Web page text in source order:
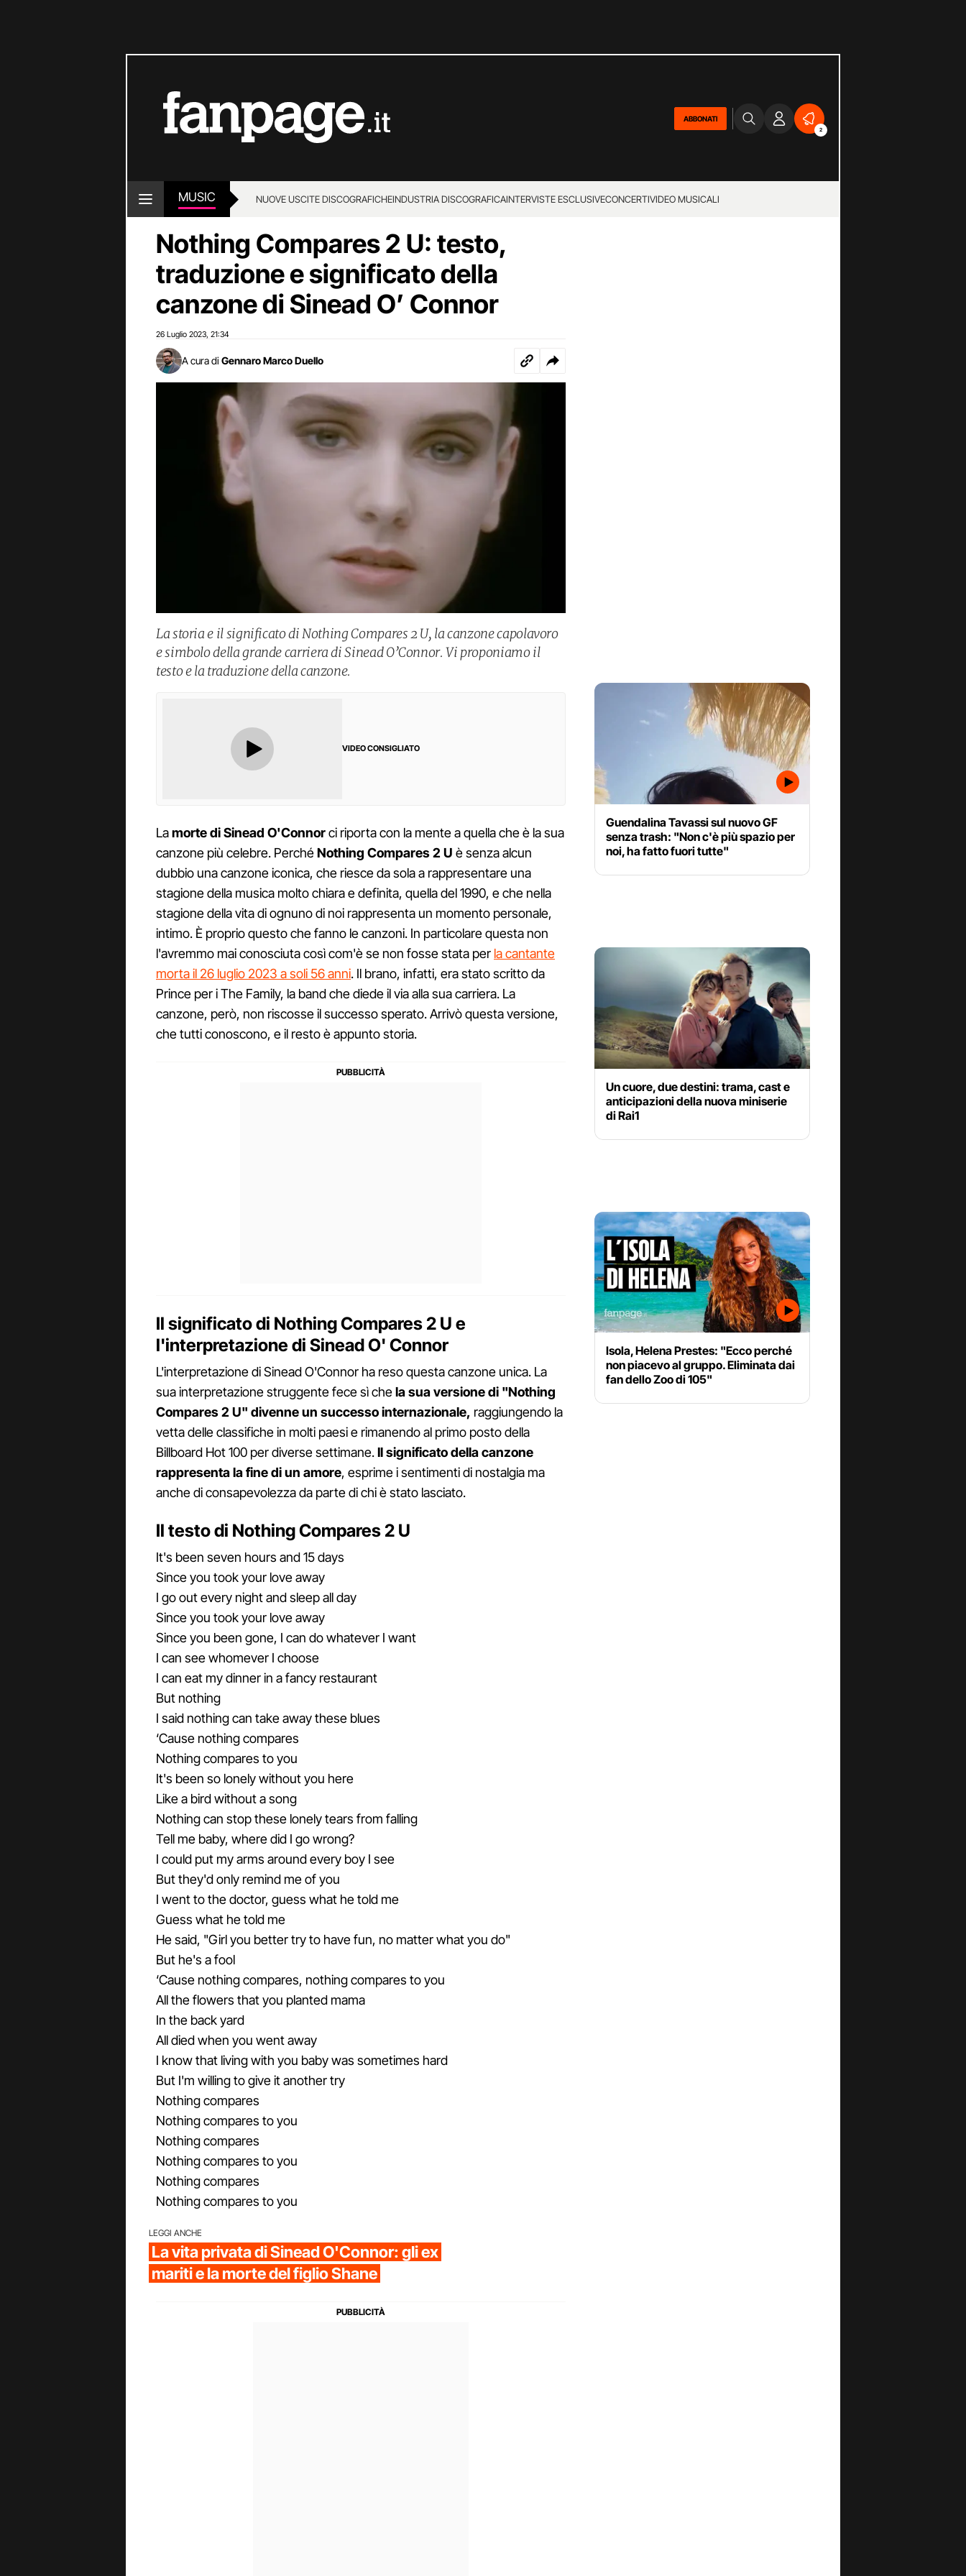
ABBONATI
2
MUSIC NUOVE USCITE DISCOGRAFICHEINDUSTRIA DISCOGRAFICAINTERVISTE ESCLUSIVECONCERTIVIDEO MUSICALI
Nothing Compares 2 U: testo,
traduzione e significato della
canzone di Sinead O’ Connor
26 Luglio 2023 21:34
A cura di Gennaro Marco Duello
La storia e il significato di Nothing Compares 2 U, la canzone capolavoro
e simbolo della grande carriera di Sinead O’Connor. Vi proponiamo il
testo e la traduzione della canzone.
VIDEO CONSIGLIATO
Lamorte di Sinead O'Connorci riporta con la mente a quella che è la sua
canzone più celebre. PerchéNothing Compares 2 U è senza alcun
dubbio una canzone iconica, che riesce da sola a rappresentare una
stagione della musica molto chiara e definita, quella del 1990, e che nella
stagione della vita di ognuno di noi rappresenta un momento personale,
intimo. È proprio questo che fanno le canzoni. In particolare questa non
l'avremmo mai conosciuta così com'è se non fosse stata per la cantante
morta il 26 luglio 2023 a soli 56 anni. Il brano, infatti, era stato scritto da
Prince per i The Family, la band che diede il via alla sua carriera. La
canzone, però, non riscosse il successo sperato. Arrivò questa versione,
che tutti conoscono, e il resto è appunto storia.
Il significato di Nothing Compares 2 U e
l'interpretazione di Sinead O' Connor
L'interpretazione di Sinead O'Connor ha reso questa canzone unica. La
sua interpretazione struggente fece sì chela sua versione di "Nothing
Compares 2 U" divenne un successo internazionale, raggiungendo la
vetta delle classifiche in molti paesi e rimanendo al primo posto della
Billboard Hot 100 per diverse settimane.Il significato della canzone
rappresenta la fine di un amore, esprime i sentimenti di nostalgia ma
anche di consapevolezza da parte di chi è stato lasciato.
Il testo di Nothing Compares 2 U
It's been seven hours and 15 days
Since you took your love away
I go out every night and sleep all day
Since you took your love away
Since you been gone, I can do whatever I want
I can see whomever I choose
I can eat my dinner in a fancy restaurant
But nothing
I said nothing can take away these blues
‘Cause nothing compares
Nothing compares to you
It's been so lonely without you here
Like a bird without a song
Nothing can stop these lonely tears from falling
Tell me baby, where did I go wrong?
I could put my arms around every boy I see
But they'd only remind me of you
I went to the doctor, guess what he told me
Guess what he told me
He said, "Girl you better try to have fun, no matter what you do"
But he's a fool
‘Cause nothing compares, nothing compares to you
All the flowers that you planted mama
In the back yard
All died when you went away
I know that living with you baby was sometimes hard
But I'm willing to give it another try
Nothing compares
Nothing compares to you
Nothing compares
Nothing compares to you
Nothing compares
Nothing compares to you
LEGGI ANCHE
La vita privata di Sinead O'Connor: gli ex
mariti e la morte del figlio Shane
Guendalina Tavassi sul nuovo GF
senza trash: "Non c'è più spazio per
noi, ha fatto fuori tutte"
Un cuore, due destini: trama, cast e
anticipazioni della nuova miniserie
di Rai1
Isola, Helena Prestes: "Ecco perché
non piacevo al gruppo. Eliminata dai
fan dello Zoo di 105"